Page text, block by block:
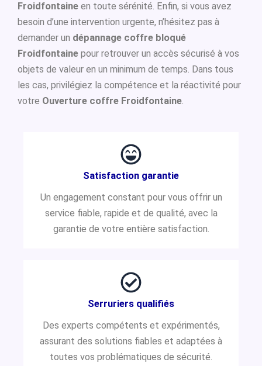
Froidfontaine en toute sérénité. Enfin, si vous avez
besoin d’une intervention urgente, n’hésitez pas à
demander un dépannage coffre bloqué
Froidfontaine pour retrouver un accès sécurisé à vos
objets de valeur en un minimum de temps. Dans tous
les cas, privilégiez la compétence et la réactivité pour
votre Ouverture coffre Froidfontaine.
Satisfaction garantie
Un engagement constant pour vous offrir un
service fiable, rapide et de qualité, avec la
garantie de votre entière satisfaction.
Serruriers qualifiés
Des experts compétents et expérimentés,
assurant des solutions fiables et adaptées à
toutes vos problématiques de sécurité.